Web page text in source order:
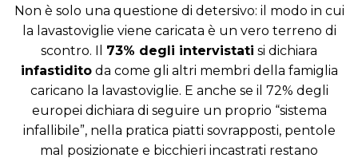
Non è solo una questione di detersivo: il modo in cui
la lavastoviglie viene caricata è un vero terreno di
scontro. Il 73% degli intervistati si dichiara
infastiditoda come gli altri membri della famiglia
caricano la lavastoviglie. E anche se il 72% degli
europei dichiara di seguire un proprio “sistema
infallibile”, nella pratica piatti sovrapposti, pentole
mal posizionate e bicchieri incastrati restano